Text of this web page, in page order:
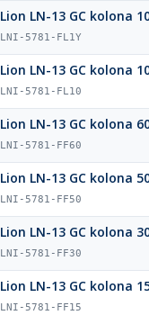
Lion LN-13 GC kolona
LNI-5781-FL1Y
Lion LN-13 GC kolona
LNI-5781-FL10
Lion LN-13 GC kolona
LNI-5781-FF60
Lion LN-13 GC kolona
LNI-5781-FF50
Lion LN-13 GC kolona
LNI-5781-FF30
Lion LN-13 GC kolona
LNI-5781-FF15